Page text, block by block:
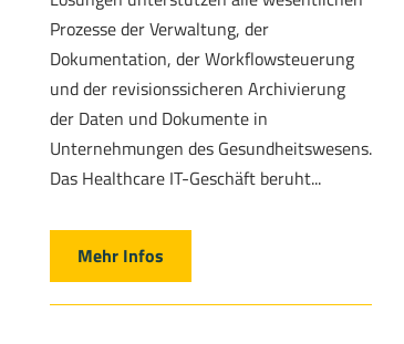
Prozesse der Verwaltung, der
Dokumentation, der Workflowsteuerung
und der revisionssicheren Archivierung
der Daten und Dokumente in
Unternehmungen des Gesundheitswesens.
Das Healthcare IT-Geschäft beruht...
Mehr Infos